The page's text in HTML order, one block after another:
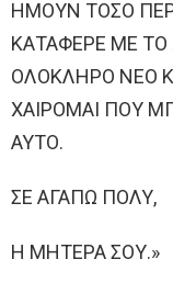
ΗΜΟΥΝ ΤΟΣΟ
ΚΑΤΑΦΕΡΕ ΜΕ ΤΟ
ΟΛΟΚΛΗΡΟ ΝΕΟ
ΧΑΙΡΟΜΑΙ ΠΟΥ
ΑΥΤΟ.
ΣΕ ΑΓΑΠΩ ΠΟΛΥ,
Η ΜΗΤΕΡΑ ΣΟΥ.»